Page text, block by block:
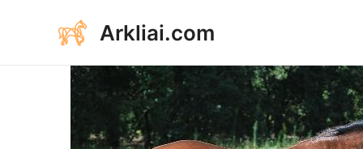
Arkliai.com